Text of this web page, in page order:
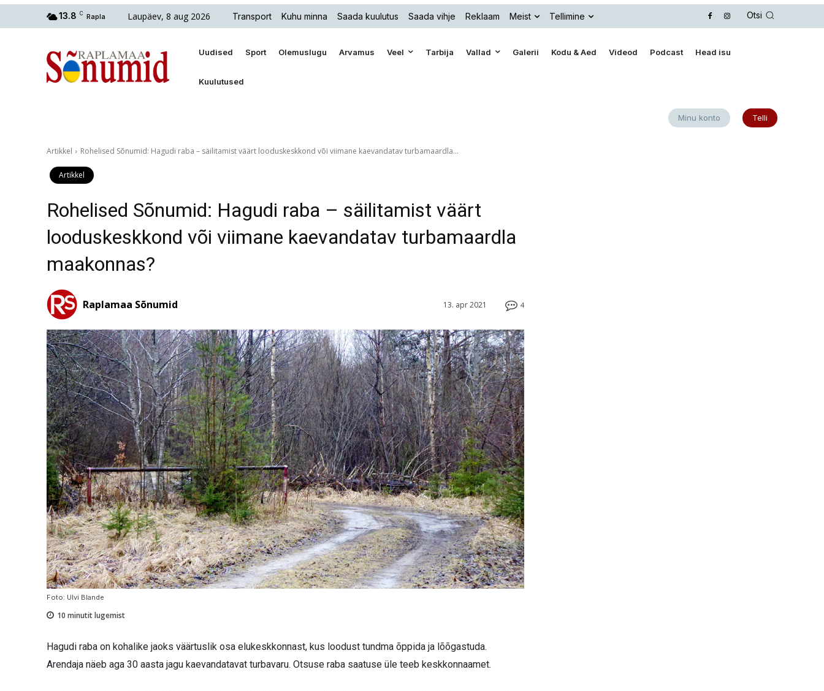
13.8 C Rapla Laupäev, 8 aug 2026 Transport Kuhu minna Saada kuulutus Saada vihje Reklaam Meist Tellimine Otsi
Uudised Sport Olemuslugu Arvamus Veel Tarbija Vallad Galerii Kodu & Aed Videod Podcast Head isu
Kuulutused
Minu konto Telli
Artikkel Rohelised Sõnumid: Hagudi raba – säilitamist väärt looduskeskkond või viimane kaevandatav turbamaardla...
Artikkel
Rohelised Sõnumid: Hagudi raba – säilitamist väärt
looduskeskkond või viimane kaevandatav turbamaardla
maakonnas?
4
13. apr 2021
Raplamaa Sõnumid
Foto: Ulvi Blande
10 minutit lugemist
Hagudi raba on kohalike jaoks väärtuslik osa elukeskkonnast, kus loodust tundma õppida ja lõõgastuda.
Arendaja näeb aga 30 aasta jagu kaevandatavat turbavaru. Otsuse raba saatuse üle teeb keskkonnaamet.